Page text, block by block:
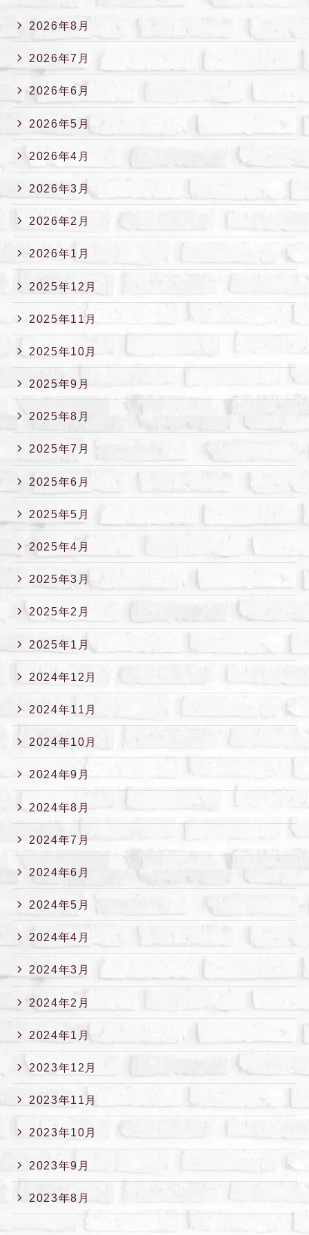
2026年8月
2026年7月
2026年6月
2026年5月
2026年4月
2026年3月
2026年2月
2026年1月
2025年12月
2025年11月
2025年10月
2025年9月
2025年8月
2025年7月
2025年6月
2025年5月
2025年4月
2025年3月
2025年2月
2025年1月
2024年12月
2024年11月
2024年10月
2024年9月
2024年8月
2024年7月
2024年6月
2024年5月
2024年4月
2024年3月
2024年2月
2024年1月
2023年12月
2023年11月
2023年10月
2023年9月
2023年8月